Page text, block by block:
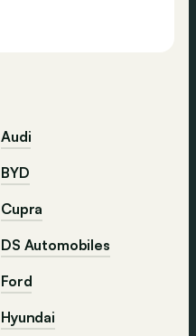
Audi
BYD
Cupra
DS Automobiles
Ford
Hyundai